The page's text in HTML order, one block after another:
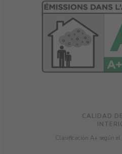
CALIDAD
Clasificación A+ según el